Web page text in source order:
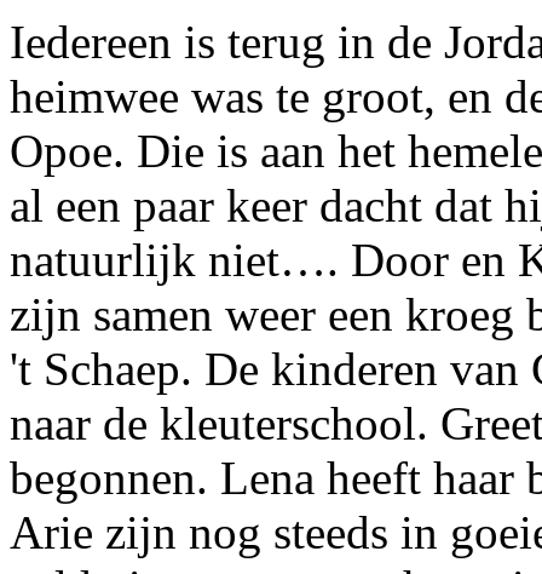
Iedereen is terug in de
heimwee was te groot, en
Opoe. Die is aan het
al een paar keer dacht dat
natuurlijk niet…. Door en
zijn samen weer een kroeg
't Schaep. De kinderen
naar de kleuterschool.
begonnen. Lena heeft
Arie zijn nog steeds in